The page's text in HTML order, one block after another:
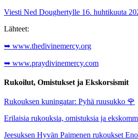
Viesti Ned Doughertylle 16. huhtikuuta
Lähteet:
➥ www.thedivinemercy.org
➥ www.praydivinemercy.com
Rukoilut, Omistukset ja Ekskorsismit
Rukouksen kuningatar: Pyhä ruusukko 🌹
Erilaisia rukouksia, omistuksia ja
Jeesuksen Hyvän Paimenen rukoukset